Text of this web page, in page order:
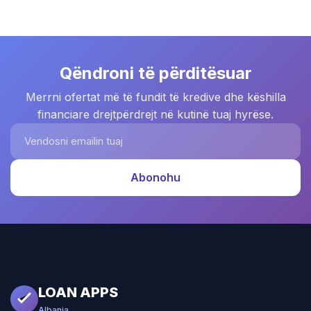
Qëndroni të përditësuar
Merrni ofertat më të fundit të kredive dhe këshilla
financiare drejtpërdrejt në kutinë tuaj hyrëse.
Vendosni emailin tuaj
Abonohu
LOAN APPS